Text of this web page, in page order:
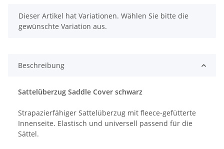
x
Dieser Artikel hat Variationen. Wählen Sie bitte die
gewünschte Variation aus.
Beschreibung
Sattelüberzug Saddle Cover schwarz
Strapazierfähiger Sattelüberzug mit fleece-gefütterte
Innenseite. Elastisch und universell passend für die
Sättel.